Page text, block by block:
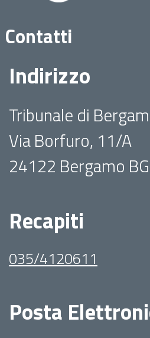
Contatti
Indirizzo
Tribunale di
Via Borfuro, 11/A
24122 Bergamo BG
Recapiti
035/4120611
Posta